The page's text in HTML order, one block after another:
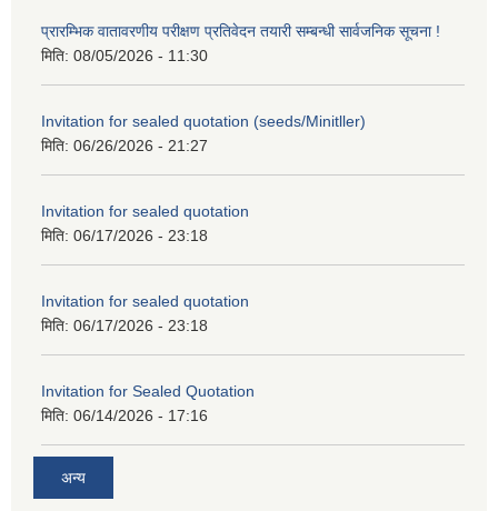
प्रारम्भिक वातावरणीय परीक्षण प्रतिवेदन तयारी सम्बन्धी सार्वजनिक सूचना !
मिति: 08/05/2026 - 11:30
Invitation for sealed quotation (seeds/Minitller)
मिति: 06/26/2026 - 21:27
Invitation for sealed quotation
मिति: 06/17/2026 - 23:18
Invitation for sealed quotation
मिति: 06/17/2026 - 23:18
Invitation for Sealed Quotation
मिति: 06/14/2026 - 17:16
अन्य